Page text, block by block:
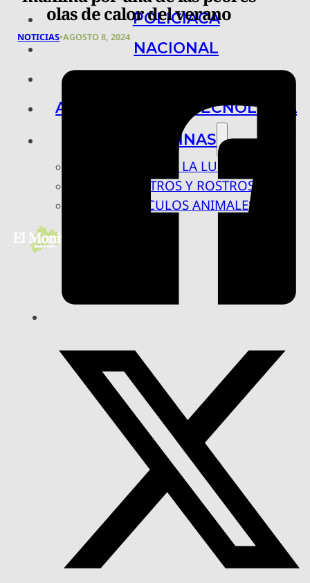
POLICIACA
NACIONAL
ARTE, CIENCIA Y TECNOLOGÍA
COLUMNAS
BAJO LA LUPA
RASTROS Y ROSTROS
VÍNCULOS ANIMALES
olas de calor del verano
NOTICIAS•AGOSTO 8, 2024